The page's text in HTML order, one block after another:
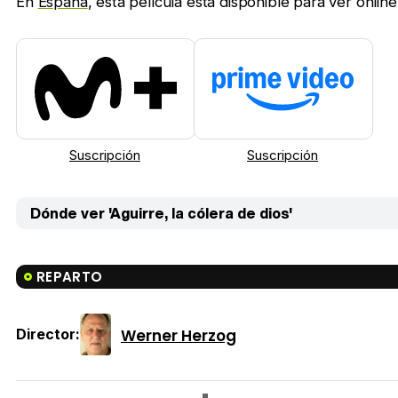
Suscripción Suscripción
Dónde ver 'Aguirre, la cólera de dios'
REPARTO
Director: Werner Herzog